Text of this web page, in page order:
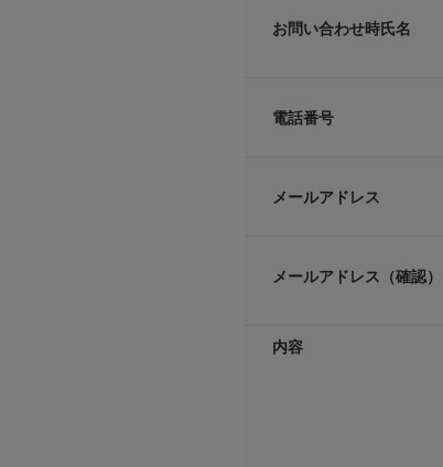
お問い合わせ時氏名
電話番号
メールアドレス
メールアドレス（確認）
内容